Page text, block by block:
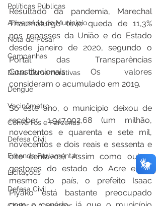
Políticas Públicas
Aniversário do Município
Nota de Pesar
Campanhas
Datas Comemorativas
Dengue
Vacinômetro
Convênios e Parcerias
Defesa Civil
Emenda Parlamentar
Licitações
Defesa Civil
Resultado da pandemia, Marechal
Thaumaturgo teve queda de 11,3%
nos repasses da União e do Estado
desde janeiro de 2020, segundo o
Portal das Transparências
Constitucionais. Os valores
consideram o acumulado em 2019.
Só este ano, o município deixou de
receber 1.947.902,68 (um milhão,
novecentos e quarenta e sete mil,
novecentos e dois reais e sessenta e
oito centavos). Assim como outros
gestores do estado do Acre e até
mesmo do país, o prefeito Isaac
Piyãko está bastante preocupado